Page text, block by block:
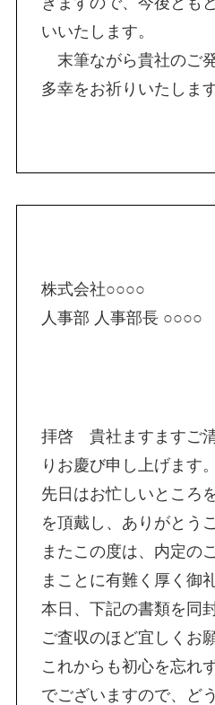
いいたします。
末筆ながら貴社のご
多幸をお祈りいたします
株式会社○○○○
人事部 人事部長
拝啓 貴社ますますご
りお慶び申し上げます。
先日はお忙しいところ
を頂戴し、ありがとう
またこの度は、内定の
まことに有難く厚く御
本日、下記の書類を同
ご査収のほど宜しくお
これからも初心を忘れ
でございますので、ど